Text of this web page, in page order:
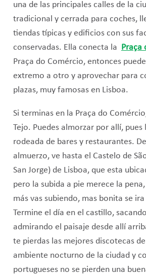
una de las principales calles de la
tradicional y cerrada para coches,
tiendas típicas y edificios con sus
conservadas. Ella conecta la Praça
Praça do Comércio, entonces
extremo a otro y aprovechar para
plazas, muy famosas en Lisboa.
Si terminas en la Praça do
Tejo. Puedes almorzar por allí, pues
rodeada de bares y restaurantes.
almuerzo, ve hasta el Castelo de
San Jorge) de Lisboa, que esta
pero la subida a pie merece la
más vas subiendo, mas bonita se
Termine el día en el castillo,
admirando el paisaje desde allí
te pierdas las mejores discotecas
ambiente nocturno de la ciudad y
portugueses no se pierden una